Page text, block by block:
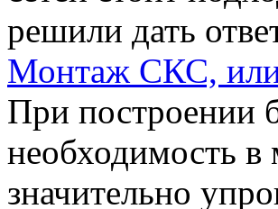
решили дать
Монтаж СКС, или
При построении
необходимость в
значительно